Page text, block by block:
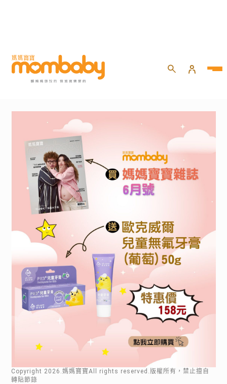
Copyright 2026 .媽媽寶寶All rights reserved.版權所有，禁止擅自
轉貼節錄